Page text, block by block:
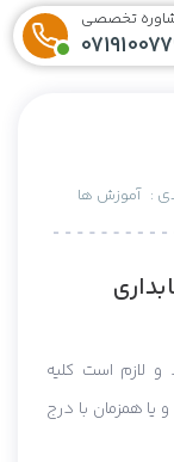
تخصصی
: آموزش ها
لازم است کليه
يا همزمان با درج